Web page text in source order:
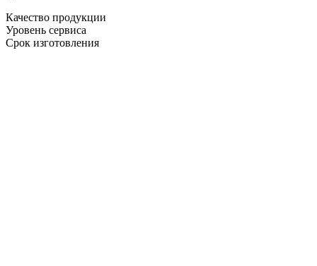
Качество продукции
Уровень сервиса
Срок изготовления